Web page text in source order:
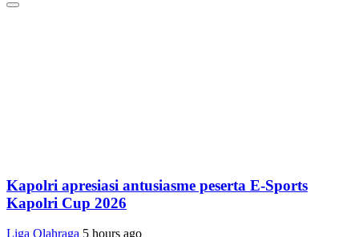
Kapolri apresiasi antusiasme peserta E-Sports
Kapolri Cup 2026
Liga Olahraga 5 hours ago